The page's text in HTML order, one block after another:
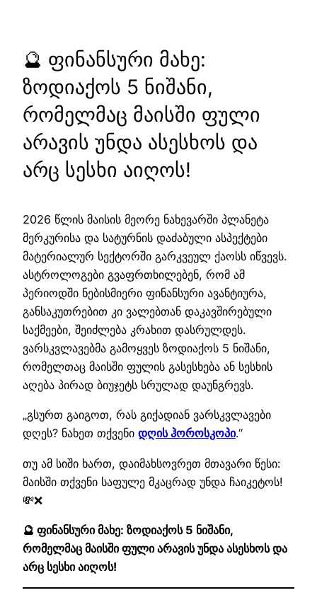
🔮 ფინანსური მახე:
ზოდიაქოს 5 ნიშანი,
რომელმაც მაისში ფული
არავის უნდა ასესხოს და
არც სესხი აიღოს!
2026 წლის მაისის მეორე ნახევარში პლანეტა
მერკურისა და სატურნის დაძაბული ასპექტები
მატერიალურ სექტორში გარკვეულ ქაოსს იწვევს.
ასტროლოგები გვაფრთხილებენ, რომ ამ
პერიოდში ნებისმიერი ფინანსური ავანტიურა,
განსაკუთრებით კი ვალებთან დაკავშირებული
საქმეები, შეიძლება კრახით დასრულდეს.
ვარსკვლავებმა გამოყვეს ზოდიაქოს 5 ნიშანი,
რომელთაც მაისში ფულის გასესხება ან სესხის
აღება პირად ბიუჯეტს სრულად დაუნგრევს.
„გსურთ გაიგოთ, რას გიქადიან ვარსკვლავები
დღეს? ნახეთ თქვენი დღის ჰოროსკოპი.“
თუ ამ სიში ხართ, დაიმახსოვრეთ მთავარი წესი:
მაისში თქვენი საფულე მკაცრად უნდა ჩაიკეტოს!
💸❌
🔮 ფინანსური მახე: ზოდიაქოს 5 ნიშანი,
რომელმაც მაისში ფული არავის უნდა ასესხოს და
არც სესხი აიღოს!